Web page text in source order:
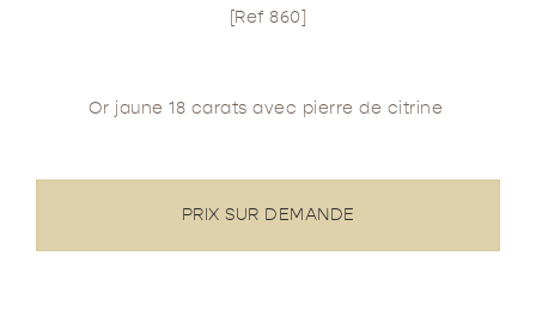
[Ref 860]
Or jaune 18 carats avec pierre de citrine
PRIX SUR DEMANDE